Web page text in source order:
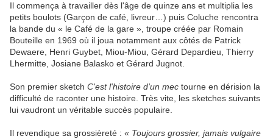
Il commença à travailler dès l'âge de quinze ans et multiplia les
petits boulots (Garçon de café, livreur…) puis Coluche rencontra
la bande du « le Café de la gare », troupe créée par Romain
Bouteille en 1969 où il joua notamment aux côtés de Patrick
Dewaere, Henri Guybet, Miou-Miou, Gérard Depardieu, Thierry
Lhermitte, Josiane Balasko et Gérard Jugnot.
Son premier sketch C'est l'histoire d'un mec tourne en dérision la
difficulté de raconter une histoire. Très vite, les sketches suivants
lui vaudront un véritable succès populaire.
Il revendique sa grossièreté : « Toujours grossier, jamais vulgaire